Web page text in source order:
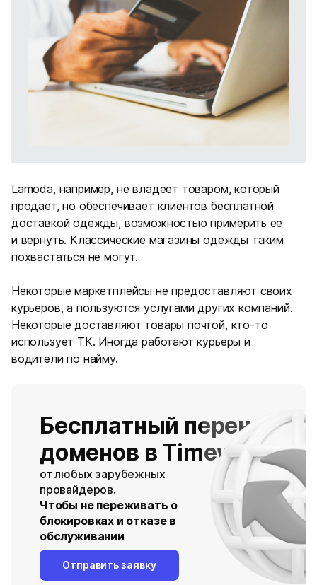
Lamoda, например, не владеет товаром, который
продает, но обеспечивает клиентов бесплатной
доставкой одежды, возможностью примерить ее
и вернуть. Классические магазины одежды таким
похвастаться не могут.
Некоторые маркетплейсы не предоставляют своих
курьеров, а пользуются услугами других компаний.
Некоторые доставляют товары почтой, кто-то
использует ТК. Иногда работают курьеры и
водители по найму.
Бесплатный перенос
доменов в Timeweb
от любых зарубежных
провайдеров.
Чтобы не переживать о
блокировках и отказе в
обслуживании
Отправить заявку